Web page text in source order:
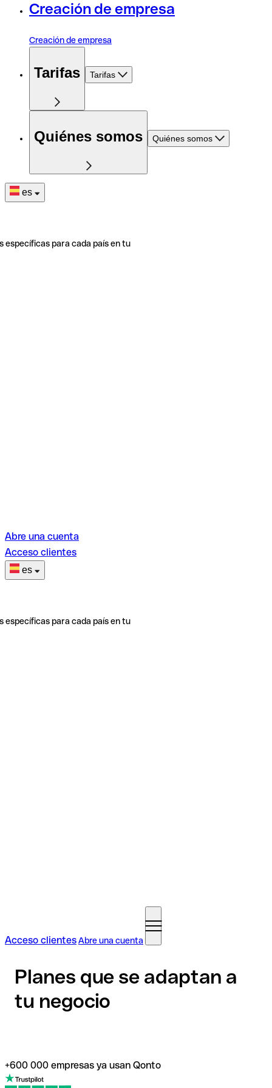
Creación de empresa
Creación de empresa
Tarifas Tarifas
Quiénes somos Quiénes somos
es
específicas para cada país en tu
Abre una cuenta
Acceso clientes
es
específicas para cada país en tu
Acceso clientesAbre una cuenta
Planes que se adaptan a
tu negocio
+600 000 empresas ya usan Qonto